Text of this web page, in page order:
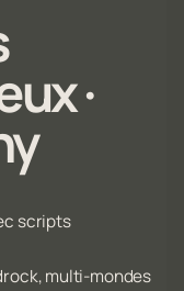
·
scripts
multi-mondes